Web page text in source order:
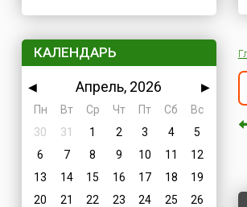
КАЛЕНДАРЬ
◀ Апрель, 2026
▶
Пн
Вт Ср Чт Пт Сб
Вс
30
31 1 2 3 4
5
6
7 8 9 10 11
12
13
14 15 16 17 18
19
20
21 22 23 24 25
26